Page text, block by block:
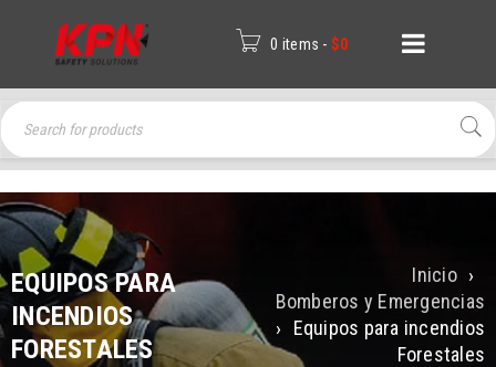
0 items - $0
EQUIPOS PARA
INCENDIOS
FORESTALES
Inicio ›
Bomberos y Emergencias
›
Equipos para incendios
Forestales